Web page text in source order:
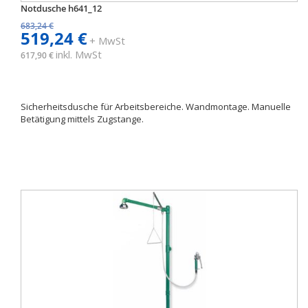
Notdusche h641_12
683,24 €
519,24 €+ MwSt
617,90 € inkl. MwSt
Sicherheitsdusche für Arbeitsbereiche. Wandmontage. Manuelle
Betätigung mittels Zugstange.